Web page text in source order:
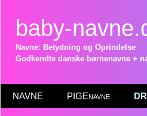
baby-
Navne: Betydning og Oprindelse
Godkendte danske børnenavne +
NAVNE PIGEnavne